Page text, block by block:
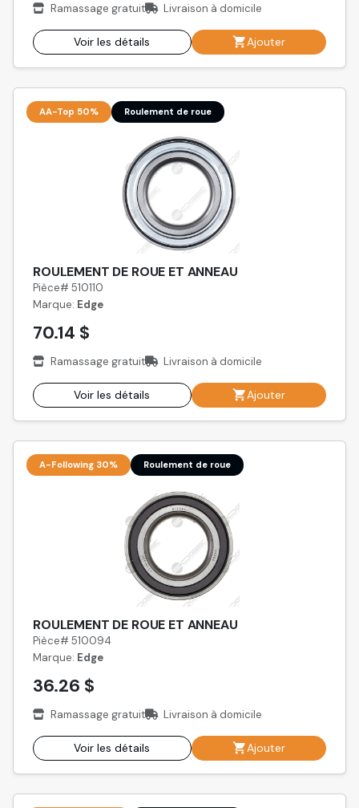
Ramassage gratuit Livraison à domicile
Voir les détails Ajouter
AA-Top 50% Roulement de roue
ROULEMENT DE ROUE ET ANNEAU
Pièce# 510110
Marque: Edge
70.14 $
Ramassage gratuit Livraison à domicile
Voir les détails Ajouter
A-Following 30% Roulement de roue
ROULEMENT DE ROUE ET ANNEAU
Pièce# 510094
Marque: Edge
36.26 $
Ramassage gratuit Livraison à domicile
Voir les détails Ajouter